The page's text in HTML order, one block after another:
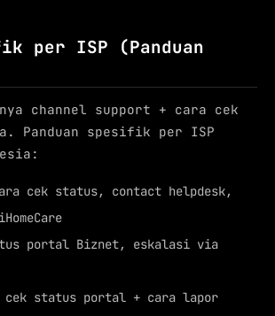
per ISP (Panduan
channel support + cara cek
Panduan spesifik per ISP
cek status, contact helpdesk,
portal Biznet, eskalasi via
cek status portal + cara lapor